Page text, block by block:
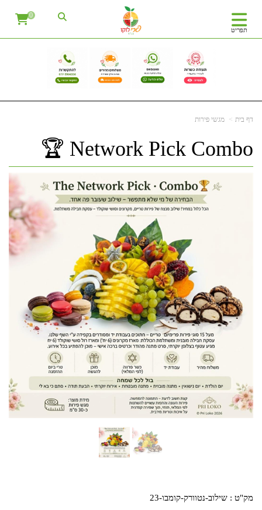
תפריט
0
דף בית מגשי פירות
Network Pick Combo 🏆
מק"ט : שילוב-נטוורק-קומבו-23